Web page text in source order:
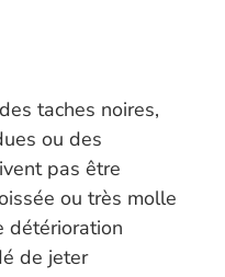
taches noires,
ou des
pas être
ou très molle
détérioration
de jeter